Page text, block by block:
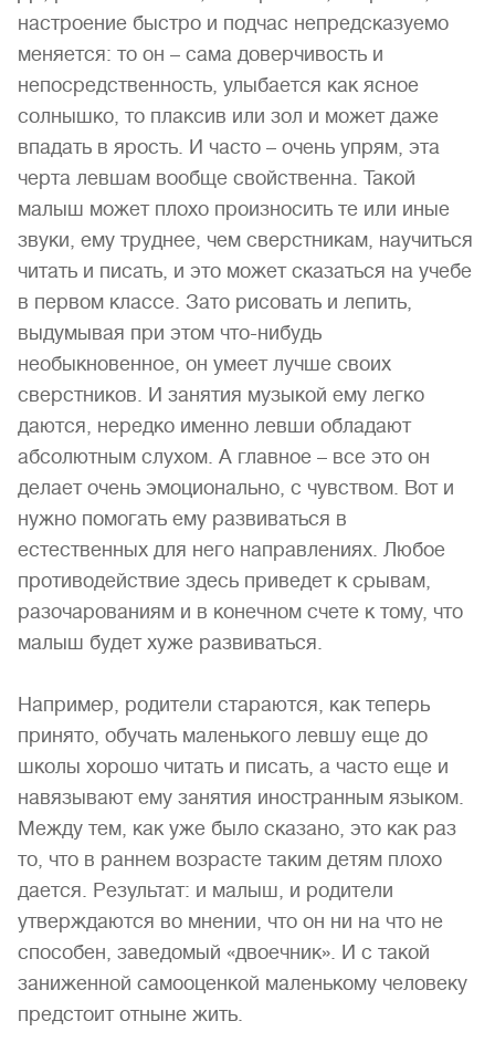
настроение быстро и подчас непредсказуемо
меняется: то он – сама доверчивость и
непосредственность, улыбается как ясное
солнышко, то плаксив или зол и может даже
впадать в ярость. И часто – очень упрям, эта
черта левшам вообще свойственна. Такой
малыш может плохо произносить те или иные
звуки, ему труднее, чем сверстникам, научиться
читать и писать, и это может сказаться на учебе
в первом классе. Зато рисовать и лепить,
выдумывая при этом что-нибудь
необыкновенное, он умеет лучше своих
сверстников. И занятия музыкой ему легко
даются, нередко именно левши обладают
абсолютным слухом. А главное – все это он
делает очень эмоционально, с чувством. Вот и
нужно помогать ему развиваться в
естественных для него направлениях. Любое
противодействие здесь приведет к срывам,
разочарованиям и в конечном счете к тому, что
малыш будет хуже развиваться.
Например, родители стараются, как теперь
принято, обучать маленького левшу еще до
школы хорошо читать и писать, а часто еще и
навязывают ему занятия иностранным языком.
Между тем, как уже было сказано, это как раз
то, что в раннем возрасте таким детям плохо
дается. Результат: и малыш, и родители
утверждаются во мнении, что он ни на что не
способен, заведомый «двоечник». И с такой
заниженной самооценкой маленькому человеку
предстоит отныне жить.